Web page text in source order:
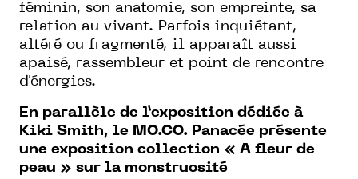
féminin, son anatomie, son empreinte, sa
relation au vivant. Parfois inquiétant,
altéré ou fragmenté, il apparaît aussi
apaisé, rassembleur et point de rencontre
d'énergies.
En parallèle de l’exposition dédiée à
Kiki Smith, le MO.CO. Panacée présente
une exposition collection « A fleur de
peau » sur la monstruosité